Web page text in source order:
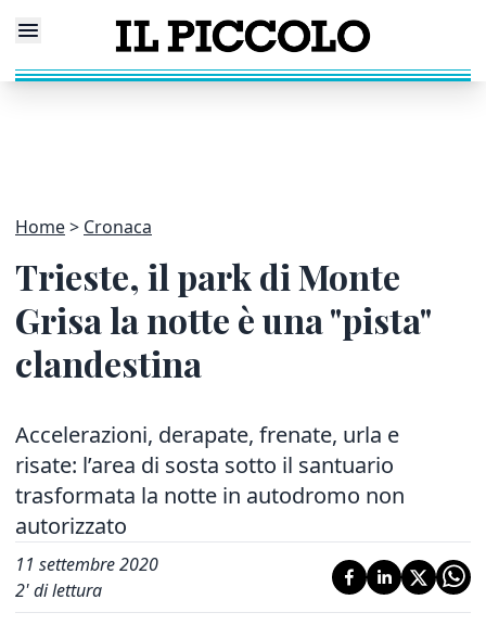
Home Cronaca
Trieste, il park di Monte
Grisa la notte è una "pista"
clandestina
Accelerazioni, derapate, frenate, urla e
risate: l’area di sosta sotto il santuario
trasformata la notte in autodromo non
autorizzato
11 settembre 2020
2' di lettura